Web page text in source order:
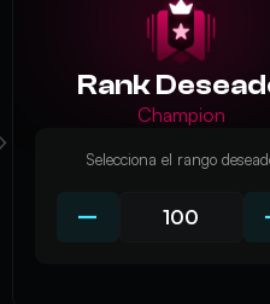
Rank
Champion
Selecciona el rango